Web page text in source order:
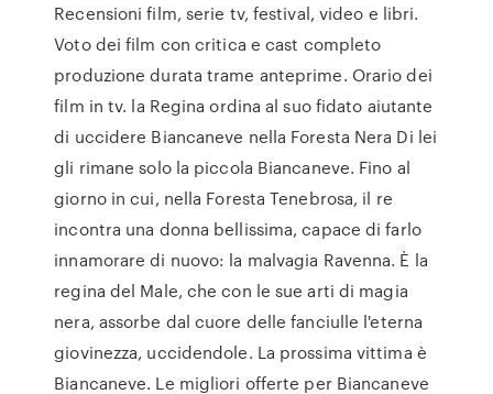
Recensioni film, serie tv, festival, video e libri.
Voto dei film con critica e cast completo
produzione durata trame anteprime. Orario dei
film in tv. la Regina ordina al suo fidato aiutante
di uccidere Biancaneve nella Foresta Nera Di lei
gli rimane solo la piccola Biancaneve. Fino al
giorno in cui, nella Foresta Tenebrosa, il re
incontra una donna bellissima, capace di farlo
innamorare di nuovo: la malvagia Ravenna. È la
regina del Male, che con le sue arti di magia
nera, assorbe dal cuore delle fanciulle l'eterna
giovinezza, uccidendole. La prossima vittima è
Biancaneve. Le migliori offerte per Biancaneve